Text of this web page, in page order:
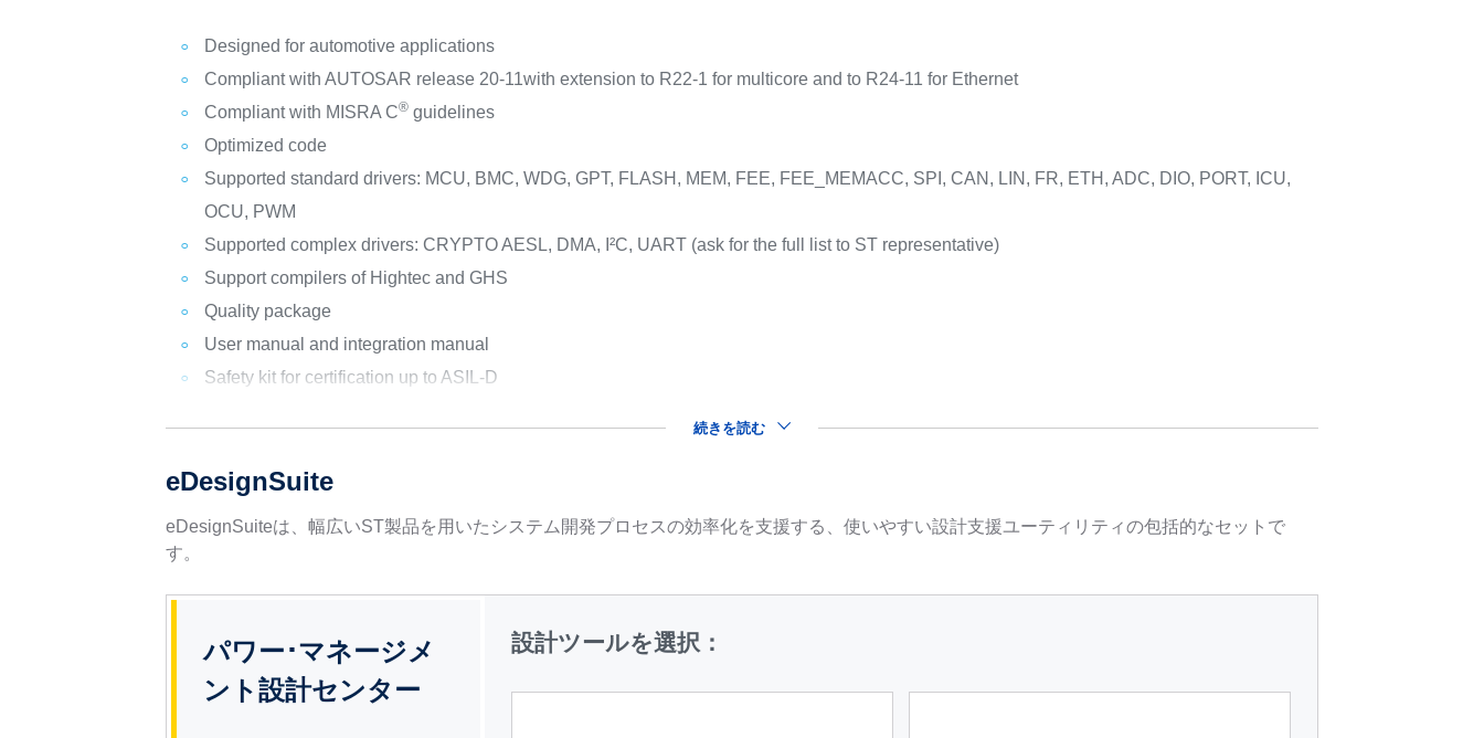
Designed for automotive applications
Compliant with AUTOSAR release 20-11with extension to R22-1 for multicore and to R24-11 for Ethernet
Compliant with MISRA C® guidelines
Optimized code
Supported standard drivers: MCU, BMC, WDG, GPT, FLASH, MEM, FEE, FEE_MEMACC, SPI, CAN, LIN, FR, ETH, ADC, DIO, PORT, ICU,
OCU, PWM
Supported complex drivers: CRYPTO AESL, DMA, I²C, UART (ask for the full list to ST representative)
Support compilers of Hightec and GHS
Quality package
User manual and integration manual
Safety kit for certification up to ASIL-D
続きを読む
eDesignSuite
eDesignSuiteは、幅広いST製品を用いたシステム開発プロセスの効率化を支援する、使いやすい設計支援ユーティリティの包括的なセットで
す。
パワー･マネージメ
ント設計センター
設計ツールを選択：